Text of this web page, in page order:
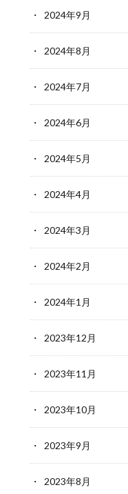
2024年9月
2024年8月
2024年7月
2024年6月
2024年5月
2024年4月
2024年3月
2024年2月
2024年1月
2023年12月
2023年11月
2023年10月
2023年9月
2023年8月